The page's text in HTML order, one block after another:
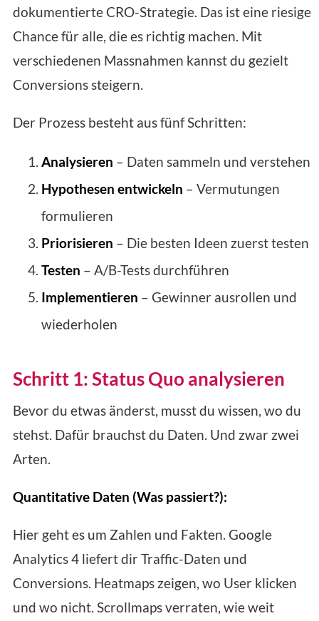
dokumentierte CRO-Strategie. Das ist eine riesige
Chance für alle, die es richtig machen. Mit
verschiedenen Massnahmen kannst du gezielt
Conversions steigern.
Der Prozess besteht aus fünf Schritten:
Analysieren – Daten sammeln und verstehen
Hypothesen entwickeln – Vermutungen
formulieren
Priorisieren – Die besten Ideen zuerst testen
Testen – A/B-Tests durchführen
Implementieren – Gewinner ausrollen und
wiederholen
Schritt 1: Status Quo analysieren
Bevor du etwas änderst, musst du wissen, wo du
stehst. Dafür brauchst du Daten. Und zwar zwei
Arten.
Quantitative Daten (Was passiert?):
Hier geht es um Zahlen und Fakten. Google
Analytics 4 liefert dir Traffic-Daten und
Conversions. Heatmaps zeigen, wo User klicken
und wo nicht. Scrollmaps verraten, wie weit